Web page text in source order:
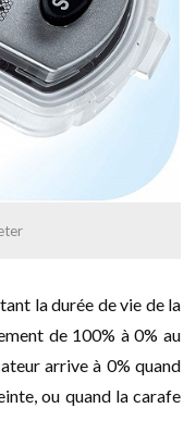
la durée de vie de la
de 100% à 0% au
arrive à 0% quand
ou quand la carafe